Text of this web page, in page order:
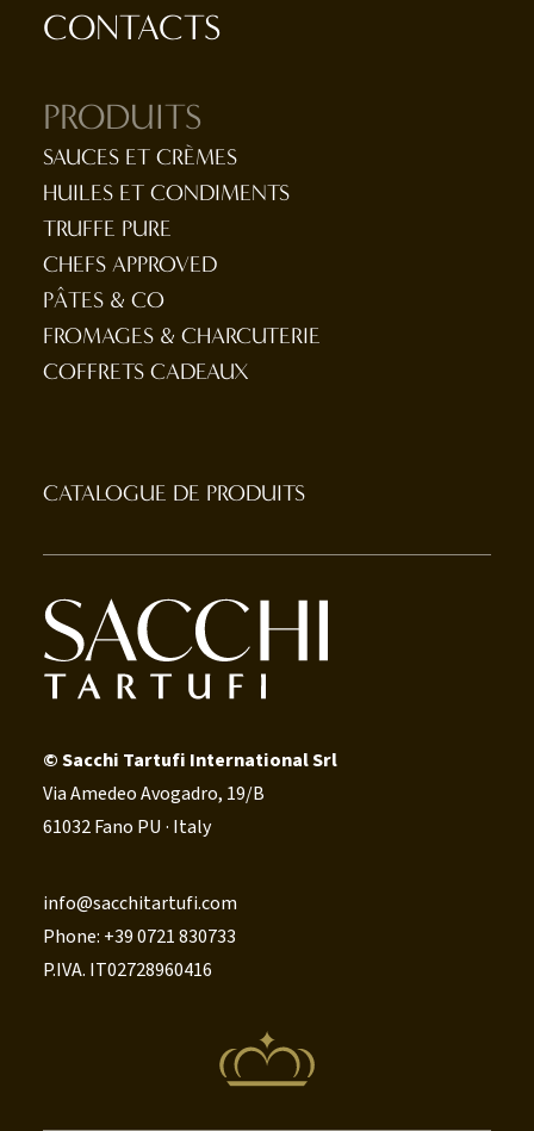
CONTACTS
PRODUITS
SAUCES ET CRÈMES
HUILES ET CONDIMENTS
TRUFFE PURE
CHEFS APPROVED
PÂTES & CO
FROMAGES & CHARCUTERIE
COFFRETS CADEAUX
CATALOGUE DE PRODUITS
© Sacchi Tartufi International Srl
Via Amedeo Avogadro, 19/B
61032 Fano PU · Italy
info@sacchitartufi.com
Phone: +39 0721 830733
P.IVA. IT02728960416